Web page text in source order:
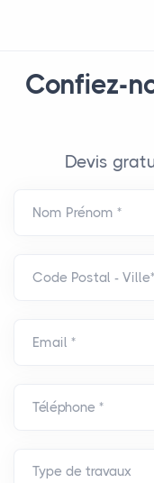
Confiez-
Devis
Nom Prénom *
Code Postal - Ville*
Email *
Téléphone *